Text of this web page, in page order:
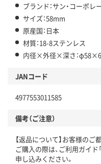
ブランド：サン・コーポレ
サイズ：58mm
原産国：日本
材質：18-8ステンレス
内径×外径×深さ：
JANコード
4977553011585
備考（ご注意）
【返品について】お客様の
ご購入の際は、ご利用ガイド
申し込みください。